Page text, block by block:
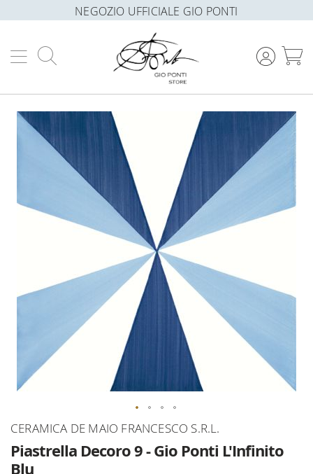
NEGOZIO UFFICIALE GIO PONTI
Piastrella Decoro 9 - Gio Ponti L'Infinito
Blu
CERAMICA DE MAIO FRANCESCO S.R.L.
Vai
alla
immagini
Vai
della